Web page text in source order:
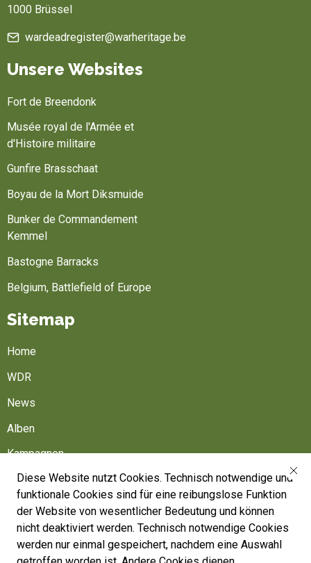
Diese Website nutzt Cookies. Technisch notwendige und
funktionale Cookies sind für eine reibungslose Funktion
der Website von wesentlicher Bedeutung und können
nicht deaktiviert werden. Technisch notwendige Cookies
werden nur einmal gespeichert, nachdem eine Auswahl
1000 Brüssel
wardeadregister@warheritage.be
Unsere Websites
Fort de Breendonk
Musée royal de l'Armée et
d'Histoire militaire
Gunfire Brasschaat
Boyau de la Mort Diksmuide
Bunker de Commandement
Kemmel
Bastogne Barracks
Belgium, Battlefield of Europe
Sitemap
Home
WDR
News
Alben
Kampagnen
Friedhöfe
Belgische Armee
Machen Sie mit